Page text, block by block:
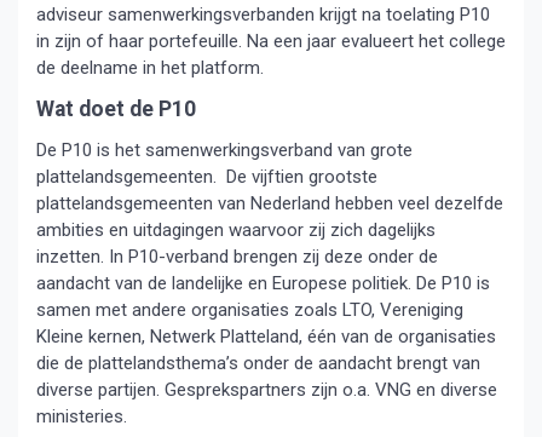
adviseur samenwerkingsverbanden krijgt na toelating P10
in zijn of haar portefeuille. Na een jaar evalueert het college
de deelname in het platform.
Wat doet de P10
De P10 is het samenwerkingsverband van grote
plattelandsgemeenten. De vijftien grootste
plattelandsgemeenten van Nederland hebben veel dezelfde
ambities en uitdagingen waarvoor zij zich dagelijks
inzetten. In P10-verband brengen zij deze onder de
aandacht van de landelijke en Europese politiek. De P10 is
samen met andere organisaties zoals LTO, Vereniging
Kleine kernen, Netwerk Platteland, één van de organisaties
die de plattelandsthema’s onder de aandacht brengt van
diverse partijen. Gesprekspartners zijn o.a. VNG en diverse
ministeries.